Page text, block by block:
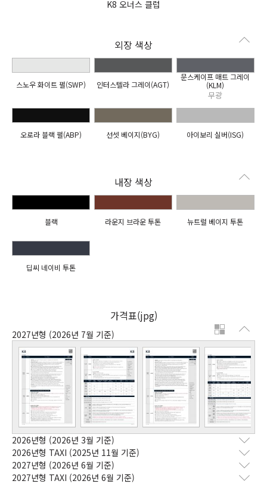
K8 오너스 클럽
외장 색상
스노우 화이트 펄(SWP) 인터스텔라 그레이(AGT)
문스케이프 매트 그레이
(KLM)
무광
오로라 블랙 펄(ABP) 선셋 베이지(BYG) 아이보리 실버(ISG)
내장 색상
블랙 라운지 브라운 투톤 뉴트럴 베이지 투톤
딥씨 네이비 투톤
가격표(jpg)
2027년형 (2026년 7월 기준)
2026년형 (2026년 3월 기준)
2026년형 TAXI (2025년 11월 기준)
2027년형 (2026년 6월 기준)
2027년형 TAXI (2026년 6월 기준)